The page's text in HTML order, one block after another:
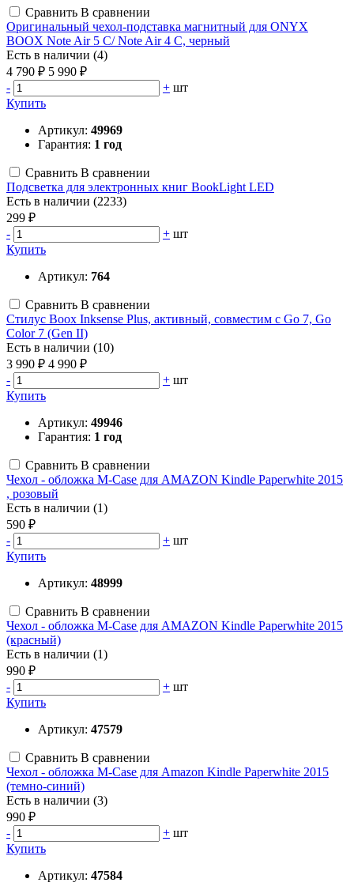
Сравнить В сравнении
Оригинальный чехол-подставка магнитный для ONYX
BOOX Note Air 5 C/ Note Air 4 C, черный
Есть в наличии (4)
4 790 ₽ 5 990 ₽
-
+ шт
Купить
Артикул: 49969
Гарантия: 1 год
Сравнить В сравнении
Подсветка для электронных книг BookLight LED
Есть в наличии (2233)
299 ₽
-
+ шт
Купить
Артикул: 764
Сравнить В сравнении
Стилус Boox Inksense Plus, активный, совместим с Go 7, Go
Color 7 (Gen II)
Есть в наличии (10)
3 990 ₽ 4 990 ₽
-
+ шт
Купить
Артикул: 49946
Гарантия: 1 год
Сравнить В сравнении
Чехол - обложка M-Case для AMAZON Kindle Paperwhite 2015
, розовый
Есть в наличии (1)
590 ₽
-
+ шт
Купить
Артикул: 48999
Сравнить В сравнении
Чехол - обложка M-Case для AMAZON Kindle Paperwhite 2015
(красный)
Есть в наличии (1)
990 ₽
-
+ шт
Купить
Артикул: 47579
Сравнить В сравнении
Чехол - обложка M-Case для Amazon Kindle Paperwhite 2015
(темно-синий)
Есть в наличии (3)
990 ₽
-
+ шт
Купить
Артикул: 47584